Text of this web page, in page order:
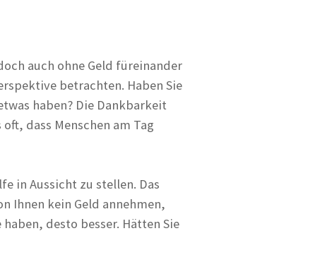
auch ohne Geld füreinander
betrachten. Haben Sie
haben? Die Dankbarkeit
dass Menschen am Tag
in Aussicht zu stellen. Das
Ihnen kein Geld annehmen,
desto besser. Hätten Sie